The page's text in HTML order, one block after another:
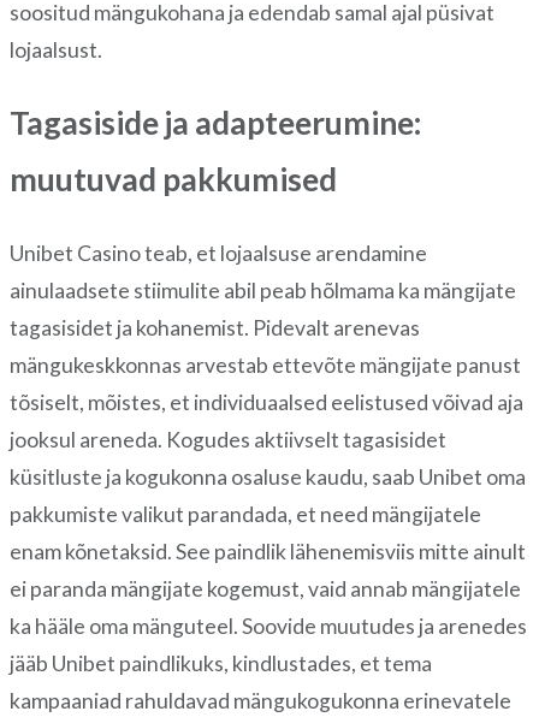
soositud mängukohana ja edendab samal ajal püsivat
lojaalsust.
Tagasiside ja adapteerumine:
muutuvad pakkumised
Unibet Casino teab, et lojaalsuse arendamine
ainulaadsete stiimulite abil peab hõlmama ka mängijate
tagasisidet ja kohanemist. Pidevalt arenevas
mängukeskkonnas arvestab ettevõte mängijate panust
tõsiselt, mõistes, et individuaalsed eelistused võivad aja
jooksul areneda. Kogudes aktiivselt tagasisidet
küsitluste ja kogukonna osaluse kaudu, saab Unibet oma
pakkumiste valikut parandada, et need mängijatele
enam kõnetaksid. See paindlik lähenemisviis mitte ainult
ei paranda mängijate kogemust, vaid annab mängijatele
ka hääle oma mänguteel. Soovide muutudes ja arenedes
jääb Unibet paindlikuks, kindlustades, et tema
kampaaniad rahuldavad mängukogukonna erinevatele